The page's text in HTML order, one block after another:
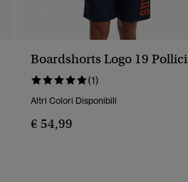
Boardshorts Logo 19 Pollici
(1)
Altri Colori Disponibili
€ 54,99